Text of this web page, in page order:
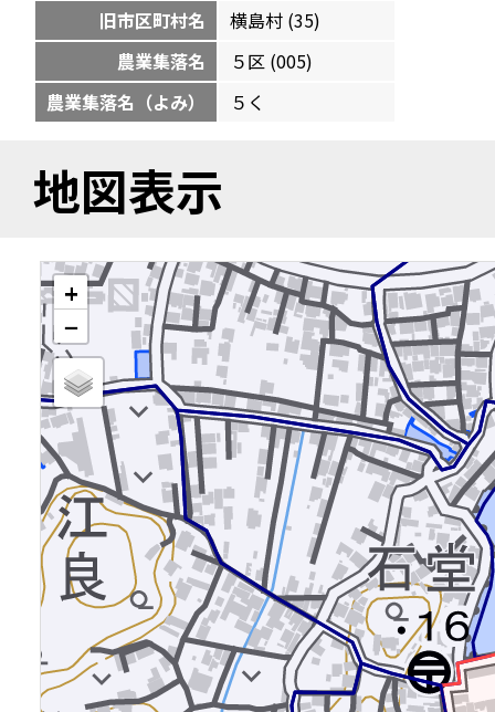
旧市区町村名
横島村 (35)
農業集落名
５区 (005)
農業集落名（よみ）
５く
地図表示
+
−